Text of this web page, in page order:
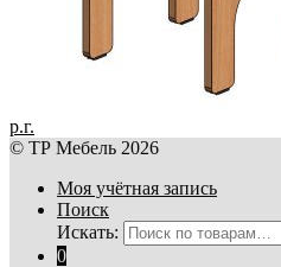
р.г.
© ТР Мебель 2026
Моя учётная запись
Поиск
Искать:
0